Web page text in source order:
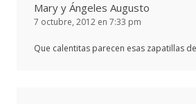
Mary y Ángeles Augusto
7 octubre, 2012 en 7:33 pm
Que calentitas parecen esas zapatillas